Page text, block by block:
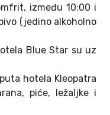
između 10:00 i
(jedino alkoholno
Blue Star su uz
hotela Kleopatra
piće, ležaljke i